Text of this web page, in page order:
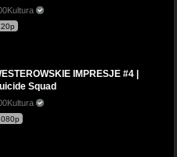
IMPRESJE #4 |
Squad